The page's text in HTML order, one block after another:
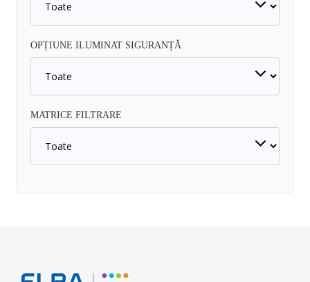
OPȚIUNE ILUMINAT SIGURANȚĂ
MATRICE FILTRARE